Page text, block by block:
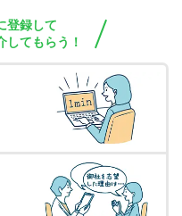
登録して
してもらう！